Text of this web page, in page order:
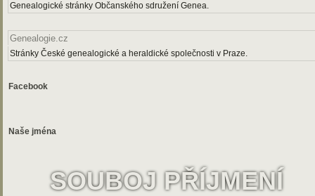
Genealogické stránky Občanského sdružení Genea.
Genealogie.cz
Stránky České genealogické a heraldické společnosti v Praze.
Facebook
Naše jména
SOUBOJ PŘÍJMENÍ